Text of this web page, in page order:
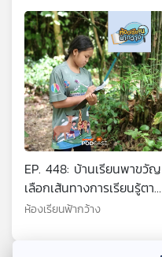
EP. 448: บ้านเรียนพาขวัญ
เลือกเส้นทางการเรียนรู้ตาม
บริบทและช่วงเวลา
ห้องเรียนฟ้ากว้าง